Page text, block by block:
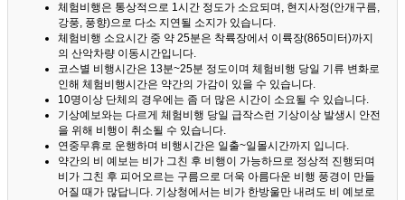
체험비행은 통상적으로 1시간 정도가 소요되며, 현지사정(안개구름,
강풍, 풍향)으로 다소 지연될 소지가 있습니다.
체험비행 소요시간 중 약 25분은 착륙장에서 이륙장(865미터)까지
의 산악차량 이동시간입니다.
코스별 비행시간은 13분~25분 정도이며 체험비행 당일 기류 변화로
인해 체험비행시간은 약간의 가감이 있을 수 있습니다.
10명이상 단체의 경우에는 좀 더 많은 시간이 소요될 수 있습니다.
기상예보와는 다르게 체험비행 당일 급작스런 기상이상 발생시 안전
을 위해 비행이 취소될 수 있습니다.
연중무휴로 운행하며 비행시간은 일출~일몰시간까지 입니다.
약간의 비 예보는 비가 그친 후 비행이 가능하므로 정상적 진행되며
비가 그친 후 피어오르는 구름으로 더욱 아름다운 비행 풍경이 만들
어질 때가 많답니다. 기상청에서는 비가 한방울만 내려도 비 예보로